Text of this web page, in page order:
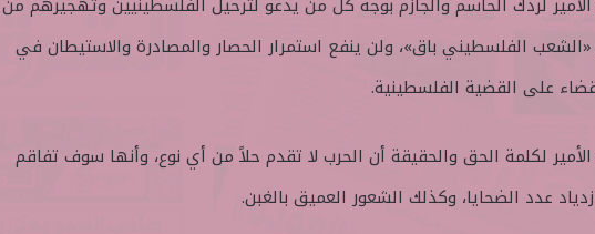
الفلسطيني باق»، ولن ينفع استمرار الحصار والمصادرة والاستيطان في
على القضية الفلسطينية.
لكلمة الحق والحقيقة أن الحرب لا تقدم حلاً من أي نوع، وأنها سوف تفاقم
عدد الضحايا، وكذلك الشعور العميق بالغبن.